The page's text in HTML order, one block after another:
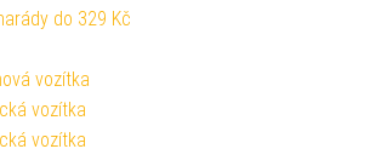
do 329 Kč
vozítka
vozítka
vozítka